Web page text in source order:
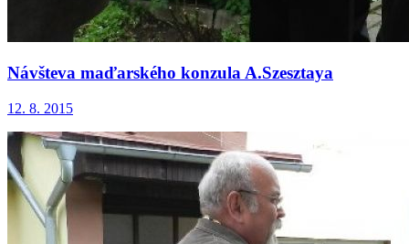
Návšteva maďarského konzula A.Szesztaya
12. 8. 2015